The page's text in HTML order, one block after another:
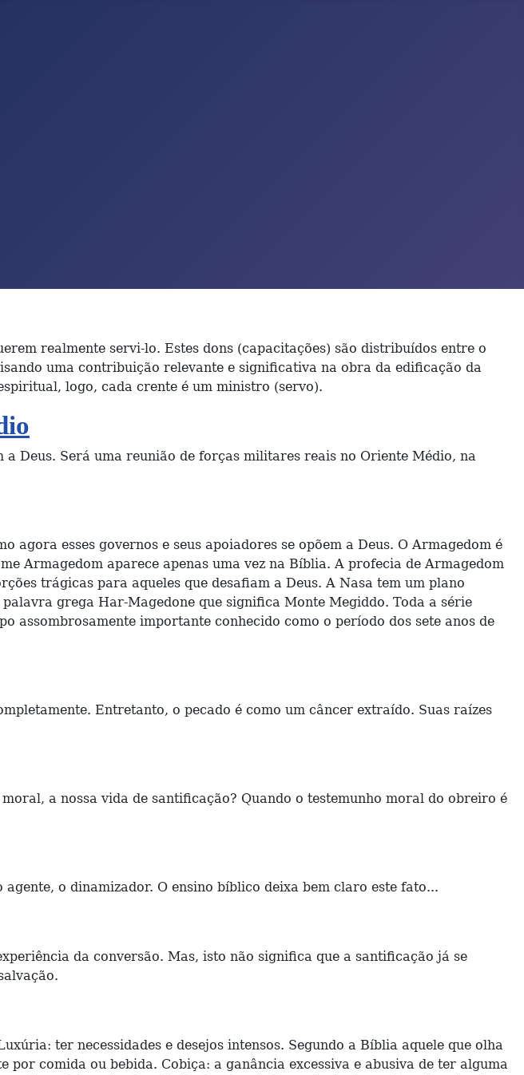
realmente servi-lo. Estes dons (capacitações) são distribuídos entre o
uma contribuição relevante e significativa na obra da edificação da
logo, cada crente é um ministro (servo).
Deus. Será uma reunião de forças militares reais no Oriente Médio, na
esses governos e seus apoiadores se opõem a Deus. O Armagedom é
Armagedom aparece apenas uma vez na Bíblia. A profecia de Armagedom
trágicas para aqueles que desafiam a Deus. A Nasa tem um plano
grega Har-Magedone que significa Monte Megiddo. Toda a série
assombrosamente importante conhecido como o período dos sete anos de
Entretanto, o pecado é como um câncer extraído. Suas raízes
a nossa vida de santificação? Quando o testemunho moral do obreiro é
o dinamizador. O ensino bíblico deixa bem claro este fato...
da conversão. Mas, isto não significa que a santificação já se
ter necessidades e desejos intensos. Segundo a Bíblia aquele que olha
comida ou bebida. Cobiça: a ganância excessiva e abusiva de ter alguma